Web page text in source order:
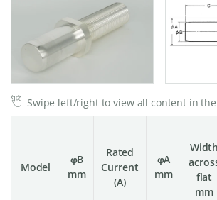
Swipe left/right to view all content in
Model
φB
mm
Rated
Current
(A)
φA
mm
Width
flat
mm